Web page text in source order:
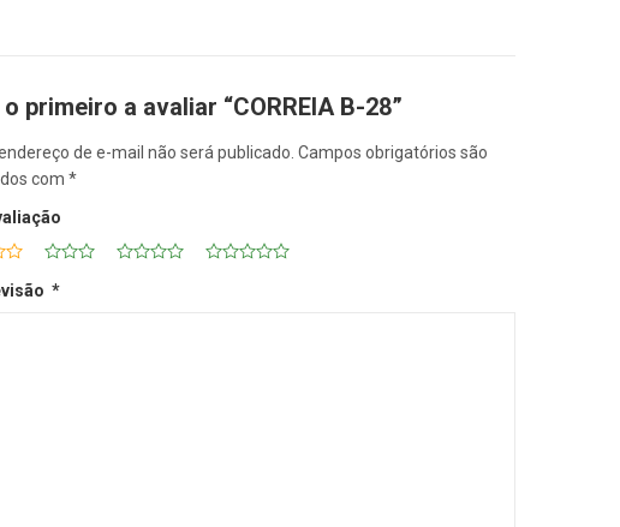
primeiro a avaliar “CORREIA B-28”
de e-mail não será publicado. Campos obrigatórios são
com *
*